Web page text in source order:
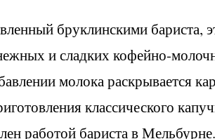
бруклинскими бариста,
и сладких кофейно-
молока раскрывается
классического
работой бариста в